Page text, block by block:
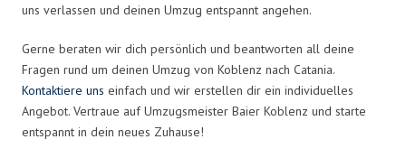
uns verlassen und deinen Umzug entspannt angehen.
Gerne beraten wir dich persönlich und beantworten all deine
Fragen rund um deinen Umzug von Koblenz nach Catania.
Kontaktiere uns einfach und wir erstellen dir ein individuelles
Angebot. Vertraue auf Umzugsmeister Baier Koblenz und starte
entspannt in dein neues Zuhause!